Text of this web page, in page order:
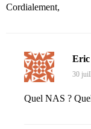
Cordialement,
Eric
30
Quel NAS ?